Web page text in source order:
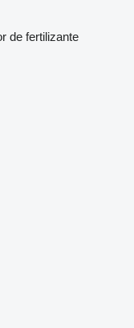
de fertilizante